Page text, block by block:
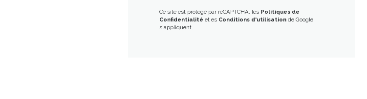
Ce site est protégé par reCAPTCHA, les Politiques de
Confidentialité et es Conditions d'utilisationde Google
s'appliquent.